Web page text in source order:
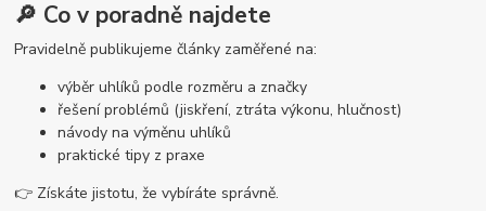
🔎 Co v poradně najdete
Pravidelně publikujeme články zaměřené na:
výběr uhlíků podle rozměru a značky
řešení problémů (jiskření, ztráta výkonu, hlučnost)
návody na výměnu uhlíků
praktické tipy z praxe
👉 Získáte jistotu, že vybíráte správně.